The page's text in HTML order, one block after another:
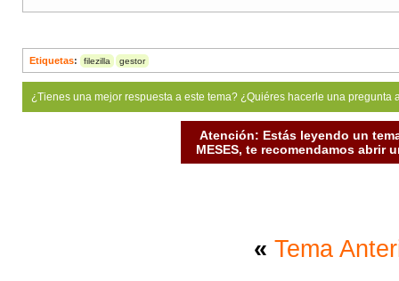
Etiquetas: filezilla gestor
¿Tienes una mejor respuesta a este tema? ¿Quiéres hacerle una
Atención: Estás leyendo un
MESES, te recomendamos abrir
« Tema